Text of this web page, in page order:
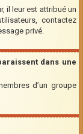
il leur est attribué un
contactez
privé.
dans une
d’un groupe